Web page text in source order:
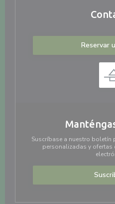
Reservar
Suscríbase a nuestro boletín
personalizadas y ofertas